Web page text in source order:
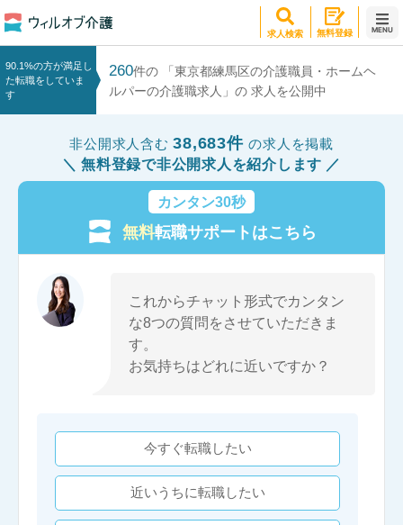
求人検索 無料登録 MENU
90.1%の方が満足し
た転職をしていま
す
260件の 「東京都練馬区の介護職員・ホームヘ
ルパーの介護職求人」の 求人を公開中
非公開求人含む38,683件の求人を掲載
無料登録で非公開求人を紹介します
カンタン30秒
無料転職サポートはこちら
これからチャット形式でカンタン
な8つの質問をさせていただきま
す。
お気持ちはどれに近いですか？
今すぐ転職したい
近いうちに転職したい